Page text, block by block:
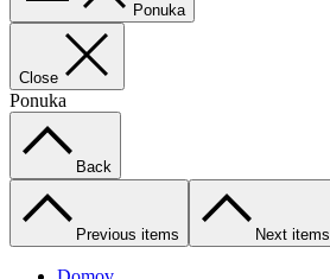
Ponuka
Close
Ponuka
Back
Previous items Next items